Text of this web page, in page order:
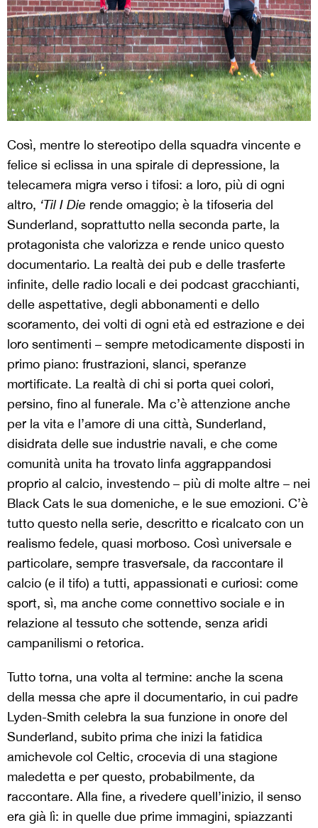
Così, mentre lo stereotipo della squadra vincente e
felice si eclissa in una spirale di depressione, la
telecamera migra verso i tifosi: a loro, più di ogni
altro, ‘Til I Die rende omaggio; è la tifoseria del
Sunderland, soprattutto nella seconda parte, la
protagonista che valorizza e rende unico questo
documentario. La realtà dei pub e delle trasferte
infinite, delle radio locali e dei podcast gracchianti,
delle aspettative, degli abbonamenti e dello
scoramento, dei volti di ogni età ed estrazione e dei
loro sentimenti – sempre metodicamente disposti in
primo piano: frustrazioni, slanci, speranze
mortificate. La realtà di chi si porta quei colori,
persino, fino al funerale. Ma c’è attenzione anche
per la vita e l’amore di una città, Sunderland,
disidrata delle sue industrie navali, e che come
comunità unita ha trovato linfa aggrappandosi
proprio al calcio, investendo – più di molte altre – nei
Black Cats le sua domeniche, e le sue emozioni. C’è
tutto questo nella serie, descritto e ricalcato con un
realismo fedele, quasi morboso. Così universale e
particolare, sempre trasversale, da raccontare il
calcio (e il tifo) a tutti, appassionati e curiosi: come
sport, sì, ma anche come connettivo sociale e in
relazione al tessuto che sottende, senza aridi
campanilismi o retorica.
Tutto torna, una volta al termine: anche la scena
della messa che apre il documentario, in cui padre
Lyden-Smith celebra la sua funzione in onore del
Sunderland, subito prima che inizi la fatidica
amichevole col Celtic, crocevia di una stagione
maledetta e per questo, probabilmente, da
raccontare. Alla fine, a rivedere quell’inizio, il senso
era già lì: in quelle due prime immagini, spiazzanti